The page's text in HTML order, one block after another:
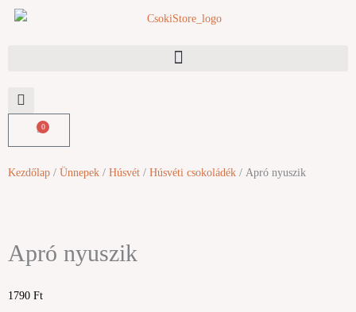
Skip
0
Kosár
Kezdőlap / Ünnepek / Húsvét / Húsvéti csokoládék / Apró nyuszik
Apró nyuszik
1790 Ft